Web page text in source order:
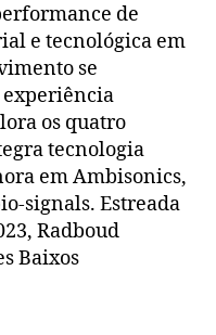
de
e tecnológica em
se
os quatro
tecnologia
em Ambisonics,
signals. Estreada
Radboud
Baixos